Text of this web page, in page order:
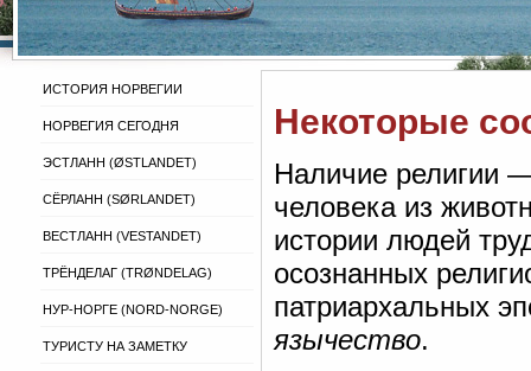
ИСТОРИЯ НОРВЕГИИ
НОРВЕГИЯ СЕГОДНЯ
ЭСТЛАНН (ØSTLANDET)
СЁРЛАНН (SØRLANDET)
ВЕСТЛАНН (VESTANDET)
ТРЁНДЕЛАГ (TRØNDELAG)
НУР-НОРГЕ (NORD-NORGE)
ТУРИСТУ НА ЗАМЕТКУ
Некоторые
Наличие религии
человека из
истории людей
осознанных
патриархальных
язычество.